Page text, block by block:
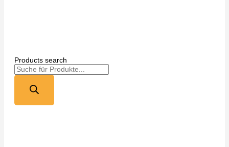
Products search